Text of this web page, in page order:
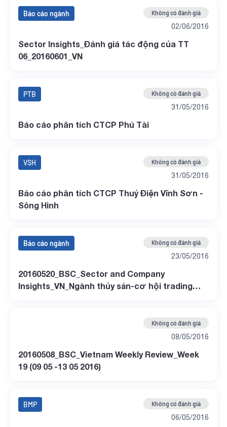
Báo cáo ngành Không có đánh giá
02/06/2016
Sector Insights_Đánh giá tác động của TT
06_20160601_VN
PTB Không có đánh giá
31/05/2016
Báo cáo phân tích CTCP Phú Tài
VSH Không có đánh giá
31/05/2016
Báo cáo phân tích CTCP Thuỷ Điện Vĩnh Sơn -
Sông Hinh
Báo cáo ngành Không có đánh giá
23/05/2016
20160520_BSC_Sector and Company
Insights_VN_Ngành thủy sản-cơ hội trading
Không có đánh giá
08/05/2016
20160508_BSC_Vietnam Weekly Review_Week
19 (09 05 -13 05 2016)
BMP Không có đánh giá
06/05/2016